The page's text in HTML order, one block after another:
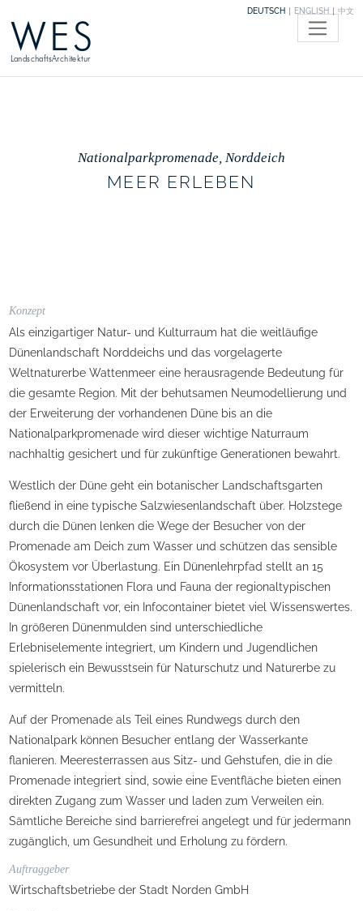
DEUTSCH ENGLISH 中文
WES
LandschaftsArchitektur
Nationalparkpromenade, Norddeich
MEER ERLEBEN
Konzept
Als einzigartiger Natur- und Kulturraum hat die weitläufige
Dünenlandschaft Norddeichs und das vorgelagerte
Weltnaturerbe Wattenmeer eine herausragende Bedeutung für
die gesamte Region. Mit der behutsamen Neumodellierung und
der Erweiterung der vorhandenen Düne bis an die
Nationalparkpromenade wird dieser wichtige Naturraum
nachhaltig gesichert und für zukünftige Generationen bewahrt.
Westlich der Düne geht ein botanischer Landschaftsgarten
fließend in eine typische Salzwiesenlandschaft über. Holzstege
durch die Dünen lenken die Wege der Besucher von der
Promenade am Deich zum Wasser und schützen das sensible
Ökosystem vor Überlastung. Ein Dünenlehrpfad stellt an 15
Informationsstationen Flora und Fauna der regionaltypischen
Dünenlandschaft vor, ein Infocontainer bietet viel Wissenswertes.
In größeren Dünenmulden sind unterschiedliche
Erlebniselemente integriert, um Kindern und Jugendlichen
spielerisch ein Bewusstsein für Naturschutz und Naturerbe zu
vermitteln.
Auf der Promenade als Teil eines Rundwegs durch den
Nationalpark können Besucher entlang der Wasserkante
flanieren. Meeresterrassen aus Sitz- und Gehstufen, die in die
Promenade integriert sind, sowie eine Eventfläche bieten einen
direkten Zugang zum Wasser und laden zum Verweilen ein.
Sämtliche Bereiche sind barrierefrei angelegt und für jedermann
zugänglich, um Gesundheit und Erholung zu fördern.
Auftraggeber
Wirtschaftsbetriebe der Stadt Norden GmbH